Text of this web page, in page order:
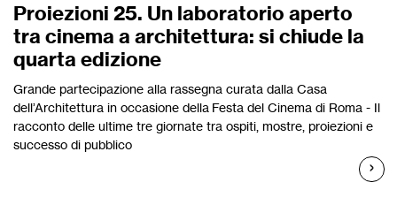
Proiezioni 25. Un laboratorio aperto
tra cinema a architettura: si chiude la
quarta edizione
Grande partecipazione alla rassegna curata dalla Casa
dell’Architettura in occasione della Festa del Cinema di Roma - Il
racconto delle ultime tre giornate tra ospiti, mostre, proiezioni e
successo di pubblico